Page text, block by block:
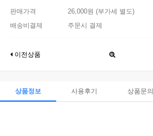
판매가격
26,000원 (부가세 별도)
배송비결제
주문시 결제
이전상품
상품정보 사용후기 상품문의